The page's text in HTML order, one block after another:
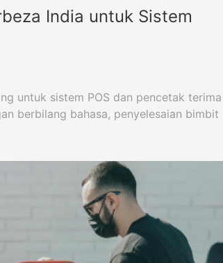
India untuk Sistem
untuk sistem POS dan pencetak terima
berbilang bahasa, penyelesaian bimbit